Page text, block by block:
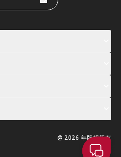
@ 2026 年版权所有